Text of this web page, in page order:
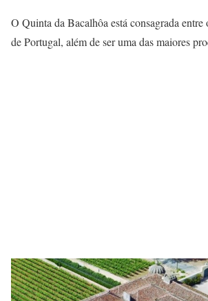
O Quinta da Bacalhôa está consagrada entre
de Portugal, além de ser uma das maiores